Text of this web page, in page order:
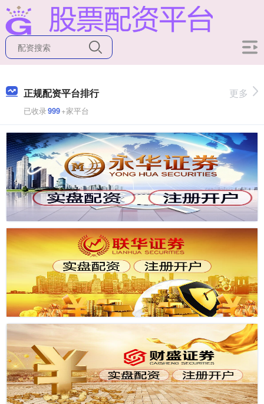
正规配资平台排行
已收录999+家平台
更多